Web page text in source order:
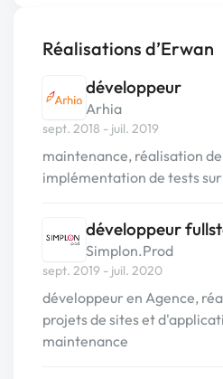
Réalisations d’Erwan
développeur
Arhia
sept. 2018 - juil. 2019
maintenance, réalisation
implémentation de tests sur
développeur
Simplon.Prod
sept. 2019 - juil. 2020
développeur en Agence,
projets de sites et
maintenance